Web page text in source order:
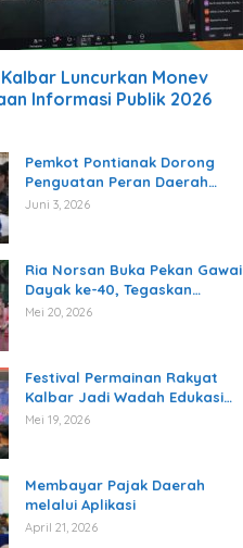
Luncurkan Monev
Informasi Publik 2026
Pemkot Pontianak Dorong
Penguatan Peran Daerah
dalam Pengawasan
Juni 3, 2026
Ria Norsan Buka Pekan Gawai
Dayak ke-40, Tegaskan
Semangat Persatuan dan
Mei 20, 2026
Festival Permainan Rakyat
Kalbar Jadi Wadah Edukasi
Multikultural dan Gaya Hidup
Mei 19, 2026
Membayar Pajak Daerah
melalui Aplikasi
April 21, 2026